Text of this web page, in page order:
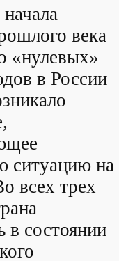
века
«нулевых»
в России
на
всех трех
в состоянии